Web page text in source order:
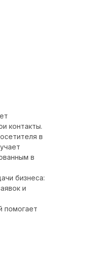
контакты.
в
в
бизнеса:
и
помогает